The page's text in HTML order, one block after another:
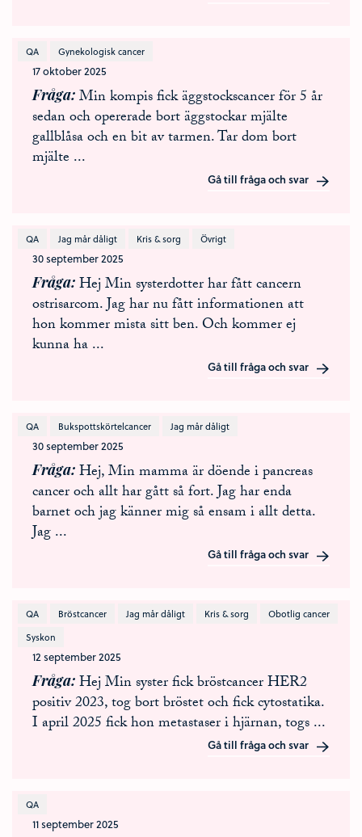
QA Gynekologisk cancer
17 oktober 2025
Fråga Min kompis fick äggstockscancer för 5 år
sedan och opererade bort äggstockar mjälte
gallblåsa och en bit av tarmen. Tar dom bort
mjälte ...
Gå till fråga och svar
QA Jag mår dåligt Kris & sorg Övrigt
30 september 2025
Fråga Hej Min systerdotter har fått cancern
ostrisarcom. Jag har nu fått informationen att
hon kommer mista sitt ben. Och kommer ej
kunna ha...
Gå till fråga och svar
QA Bukspottskörtelcancer Jag mår dåligt
30 september 2025
Fråga Hej, Min mamma är döende i pancreas
cancer och allt har gått så fort. Jag har enda
barnet och jag känner mig så ensam i allt detta.
Jag...
Gå till fråga och svar
QA Bröstcancer Jag mår dåligt Kris & sorg
Obotlig cancer
Syskon
12 september 2025
Fråga Hej Min syster fick bröstcancer HER2
positiv 2023, tog bort bröstet och fick cytostatika.
I april 2025 fick hon metastaser i hjärnan, togs...
Gå till fråga och svar
QA
11 september 2025